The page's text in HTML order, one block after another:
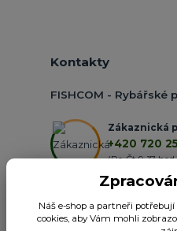
Kontakty
FISHCOM - Rybářské
Zákaznická
+420 720
(Po-Čt 9-17
Náš e-shop a partneři potřebují
cookies, aby Vám mohli